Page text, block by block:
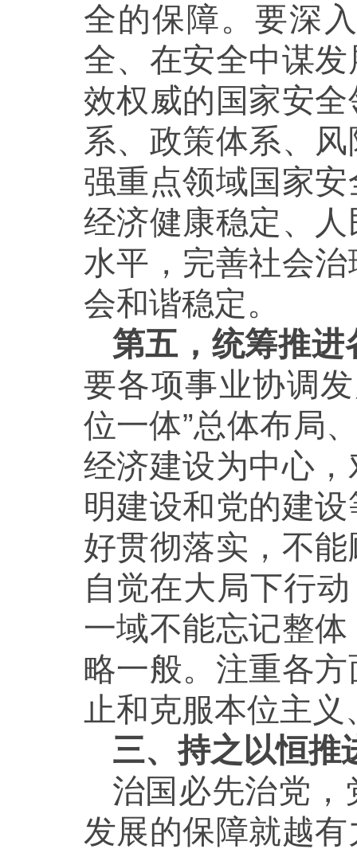
全的保障。要深
全、在安全中谋
效权威的国家安
系、政策体系、
强重点领域国家
经济健康稳定、
水平，完善社会
会和谐稳定。
第五，统筹推进
要各项事业协调
位一体”总体布局
经济建设为中心
明建设和党的建
好贯彻落实，不
自觉在大局下行
一域不能忘记整
略一般。注重各
止和克服本位主
三、持之以恒推
治国必先治党
发展的保障就越